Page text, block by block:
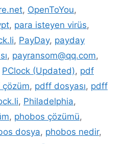
, OpenToYou,
, para isteyen virüs,
, PayDay, payday
, payransom@qq.com,
PClock (Updated), pdf
, pdff dosyası, pdff
, Philadelphia,
, phobos çözümü,
dosya, phobos nedir,